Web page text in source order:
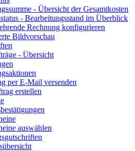
- Übersicht der Gesamtkosten
- Bearbeitungsstand im Überblick
Rechnung konfigurieren
Bildvorschau
- Übersicht
per E-Mail versenden
erstellen
auswählen